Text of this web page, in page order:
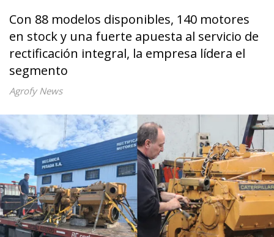
Con 88 modelos disponibles, 140 motores
en stock y una fuerte apuesta al servicio de
rectificación integral, la empresa lídera el
segmento
Agrofy News